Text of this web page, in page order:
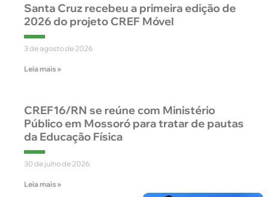
Santa Cruz recebeu a primeira edição de
2026 do projeto CREF Móvel
3 de agosto de 2026
Leia mais »
CREF16/RN se reúne com Ministério
Público em Mossoró para tratar de pautas
da Educação Física
30 de julho de 2026
Leia mais »